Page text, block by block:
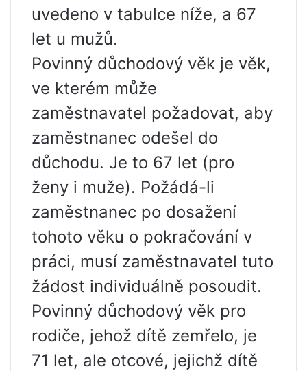
uvedeno v tabulce níže, a 67
let u mužů.
Povinný důchodový věk je věk,
ve kterém může
zaměstnavatel požadovat, aby
zaměstnanec odešel do
důchodu. Je to 67 let (pro
ženy i muže). Požádá-li
zaměstnanec po dosažení
tohoto věku o pokračování v
práci, musí zaměstnavatel tuto
žádost individuálně posoudit.
Povinný důchodový věk pro
rodiče, jehož dítě zemřelo, je
71 let, ale otcové, jejichž dítě